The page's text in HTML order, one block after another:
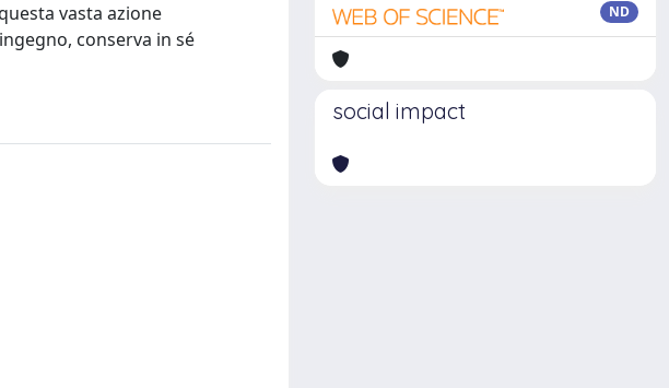
vasta azione
conserva in sé
ND
social impact